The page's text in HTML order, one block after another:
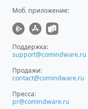
Моб. приложение:
Поддержка:
support@comindware.ru
Продажи:
contact@comindware.ru
Пресса:
pr@comindware.ru